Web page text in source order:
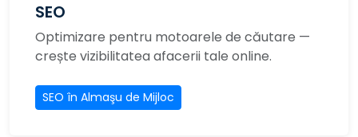
SEO
Optimizare pentru motoarele de căutare —
crește vizibilitatea afacerii tale online.
SEO în Almaşu de Mijloc